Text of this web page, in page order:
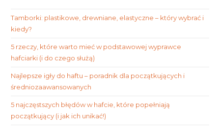
Tamborki: plastikowe, drewniane, elastyczne – który wybrać i
kiedy?
5 rzeczy, które warto mieć w podstawowej wyprawce
hafciarki (i do czego służą)
Najlepsze igły do haftu – poradnik dla początkujących i
średniozaawansowanych
5 najczęstszych błędów w hafcie, które popełniają
początkujący (i jak ich unikać!)